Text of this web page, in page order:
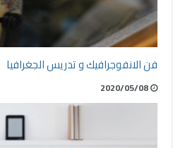
فن الانفوجرافيك و تدريس الجغرافيا
2020/05/08